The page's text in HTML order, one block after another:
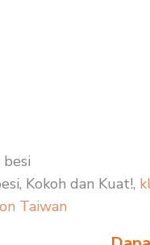
Kokoh dan Kuat!,
Taiwan